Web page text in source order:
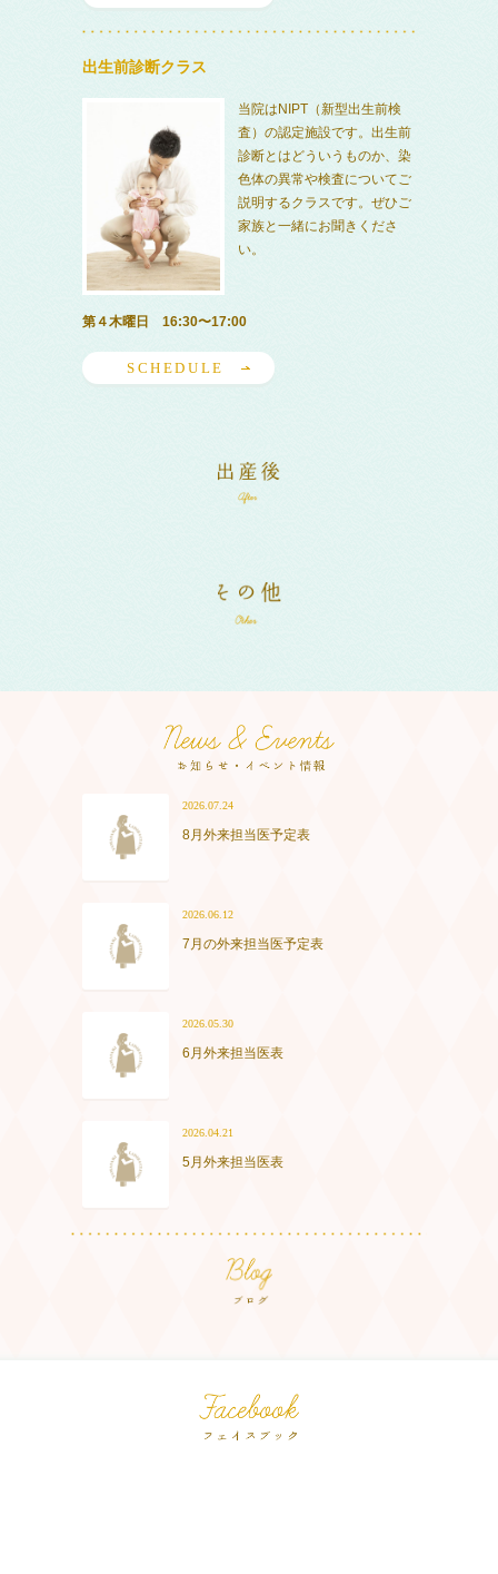
出生前診断クラス
当院はNIPT（新型出生前検
査）の認定施設です。出生前
診断とはどういうものか、染
色体の異常や検査についてご
説明するクラスです。ぜひご
家族と一緒にお聞きくださ
い。
第４木曜日 16:30〜17:00
SCHEDULE
2026.07.24
8月外来担当医予定表
2026.06.12
7月の外来担当医予定表
2026.05.30
6月外来担当医表
2026.04.21
5月外来担当医表